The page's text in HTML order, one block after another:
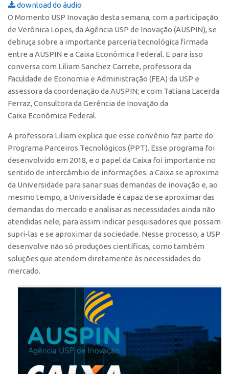
Bolsa Startup USP
PGI-USP
Conexão USP
Conexão Inter-USP
Portal do Inventor
Inteligência Competitiva
Pesquisa na USP
EMBRAPIIs
CEPIDs
CEPIX
CPEs
INCTs
PRPI/USP
InovaUSP
Comunicação
Eventos
Agenda AUSPIN
Fala Inovação
Premiações
áudio
download do áudio
O Momento USP Inovação desta semana, com a participação
de Verônica Lopes, da Agência USP de Inovação (AUSPIN), se
debruça sobre a importante parceria tecnológica firmada
entre a AUSPIN e a Caixa Econômica Federal. E para isso
conversa com Liliam Sanchez Carrete, professora da
Faculdade de Economia e Administração (FEA) da USP e
assessora da coordenação da AUSPIN; e com Tatiana Lacerda
Ferraz, Consultora da Gerência de Inovação da
Caixa Econômica Federal.
A professora Liliam explica que esse convênio faz parte do
Programa Parceiros Tecnológicos (PPT). Esse programa foi
desenvolvido em 2018, e o papel da Caixa foi importante no
sentido de intercâmbio de informações: a Caixa se aproxima
da Universidade para sanar suas demandas de inovação e, ao
mesmo tempo, a Universidade é capaz de se aproximar das
demandas do mercado e analisar as necessidades ainda não
atendidas nele, para assim indicar pesquisadores que possam
supri-las e se aproximar da sociedade. Nesse processo, a USP
desenvolve não só produções científicas, como também
soluções que atendem diretamente às necessidades do
mercado.